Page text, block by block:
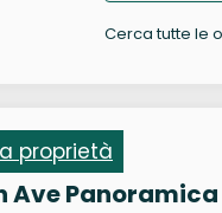
Cerca tutte le
proprietà
Ave